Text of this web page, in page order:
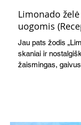
Limonado
uogomis
Jau pats žodis
skaniai ir
žaismingas, gaivus, lengvas ir daug